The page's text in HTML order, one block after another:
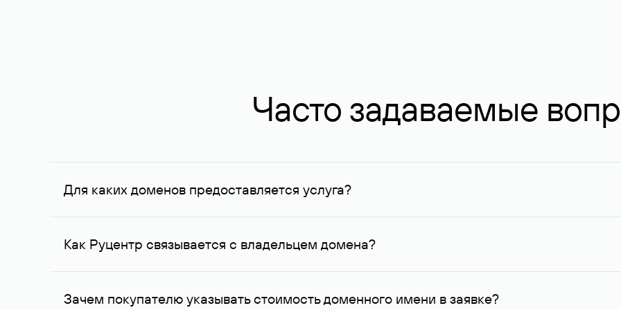
Часто задаваемые
Для каких доменов предоставляется услуга?
Услуга доступна для доменов, зарегистрированных в Руцентре и у других регистраторов. Для доменов,
Как Руцентр связывается с владельцем домена?
Для связи с владельцем домена используются его контактные данные, доступные Руцентру.
Зачем покупателю указывать стоимость доменного имени в заявке?